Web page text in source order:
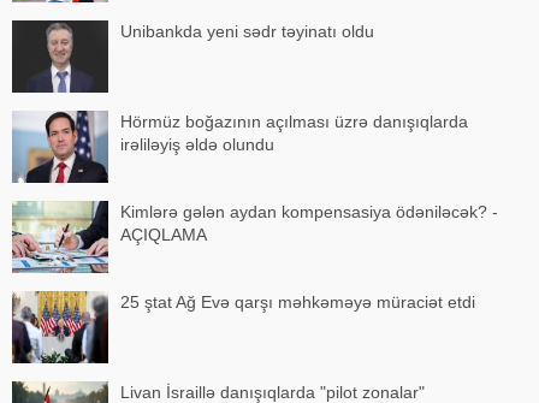
Unibankda yeni sədr təyinatı oldu
Hörmüz boğazının açılması üzrə danışıqlarda
irəliləyiş əldə olundu
Kimlərə gələn aydan kompensasiya ödəniləcək? -
AÇIQLAMA
25 ştat Ağ Evə qarşı məhkəməyə müraciət etdi
Livan İsraillə danışıqlarda "pilot zonalar"